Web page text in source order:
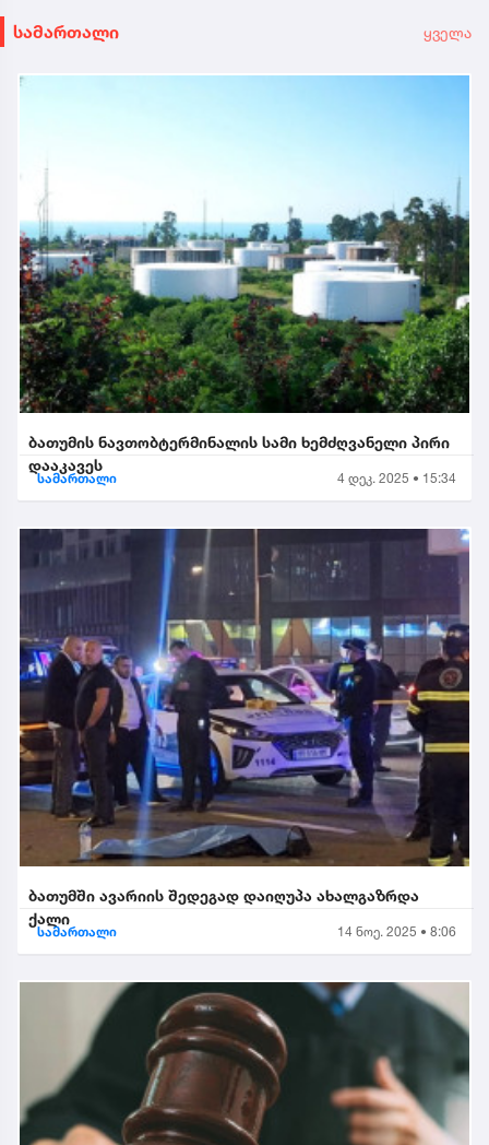
სამართალი ყველა
ბათუმის ნავთობტერმინალის სამი ხემძღვანელი პირი
დააკავეს
სამართალი 4 დეკ. 2025 • 15:34
ბათუმში ავარიის შედეგად დაიღუპა ახალგაზრდა
ქალი
სამართალი 14 ნოე. 2025 • 8:06